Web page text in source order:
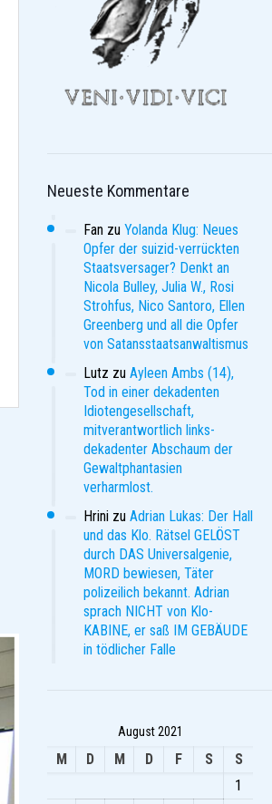
Neueste Kommentare
Fan zuYolanda Klug: Neues
Opfer der suizid-verrückten
Staatsversager? Denkt an
Nicola Bulley, Julia W., Rosi
Strohfus, Nico Santoro, Ellen
Greenberg und all die Opfer
von Satansstaatsanwaltismus
Lutz zuAyleen Ambs (14),
Tod in einer dekadenten
Idiotengesellschaft,
mitverantwortlich links-
dekadenter Abschaum der
Gewaltphantasien
verharmlost.
Hrini zuAdrian Lukas: Der Hall
und das Klo. Rätsel GELÖST
durch DAS Universalgenie,
MORD bewiesen, Täter
polizeilich bekannt. Adrian
sprach NICHT von Klo-
KABINE, er saß IM GEBÄUDE
in tödlicher Falle
August 2021
M D M D F S
S
1